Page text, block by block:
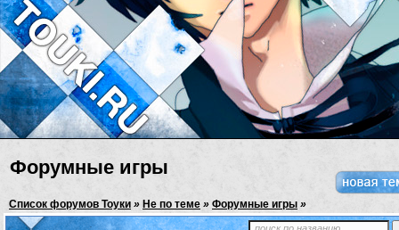
Форумные игры
Список форумов Тоуки » Не по теме » Форумные игры »